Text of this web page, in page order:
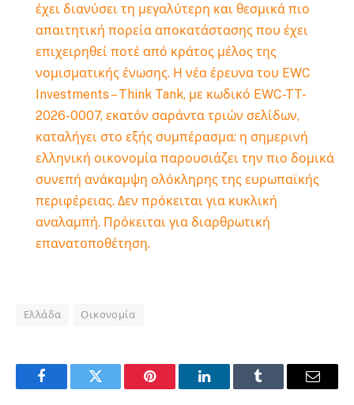
έχει διανύσει τη μεγαλύτερη και θεσμικά πιο
απαιτητική πορεία αποκατάστασης που έχει
επιχειρηθεί ποτέ από κράτος μέλος της
νομισματικής ένωσης. Η νέα έρευνα του EWC
Investments – Think Tank, με κωδικό EWC-TT-
2026-0007, εκατόν σαράντα τριών σελίδων,
καταλήγει στο εξής συμπέρασμα: η σημερινή
ελληνική οικονομία παρουσιάζει την πιο δομικά
συνεπή ανάκαμψη ολόκληρης της ευρωπαϊκής
περιφέρειας. Δεν πρόκειται για κυκλική
αναλαμπή. Πρόκειται για διαρθρωτική
επανατοποθέτηση.
Ελλάδα Οικονομία
FacebookTwitter Pinterest LinkedInTumblr Email